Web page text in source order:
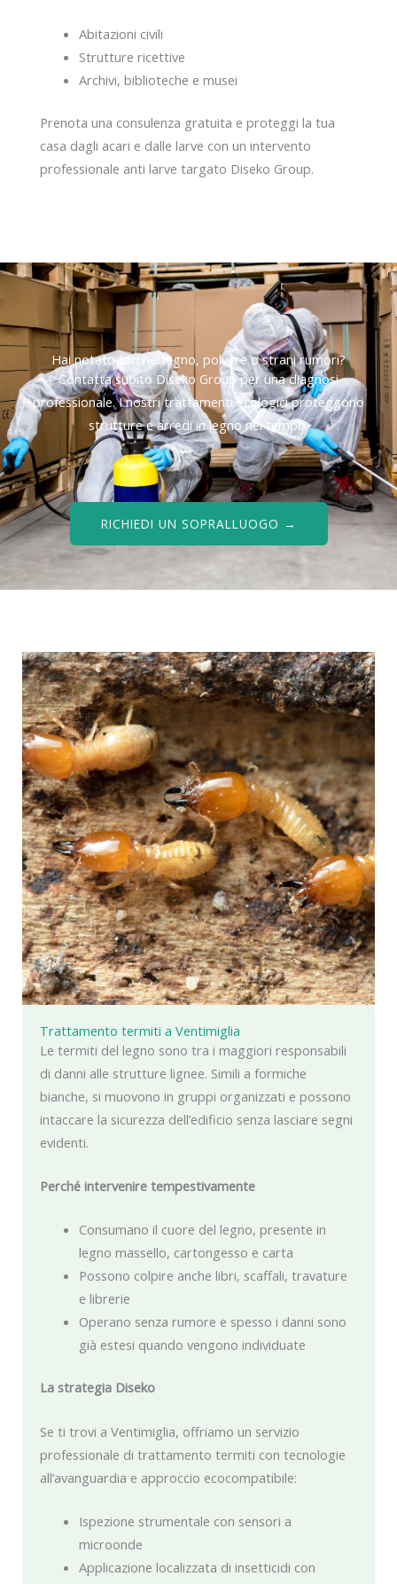
Abitazioni civili
Strutture ricettive
Archivi, biblioteche e musei
Prenota una consulenza gratuita e proteggi la tua
casa dagli acari e dalle larve con un intervento
professionale anti larve targato Diseko Group.
Hai notato fori nel legno, polvere o strani rumori?
Contatta subito Diseko Group per una diagnosi
professionale. I nostri trattamenti ecologici proteggono
strutture e arredi in legno nel tempo.
RICHIEDI UN SOPRALLUOGO →
Trattamento termiti a Ventimiglia
Le termiti del legno sono tra i maggiori responsabili
di danni alle strutture lignee. Simili a formiche
bianche, si muovono in gruppi organizzati e possono
intaccare la sicurezza dell’edificio senza lasciare segni
evidenti.
Perché intervenire tempestivamente
Consumano il cuore del legno, presente in
legno massello, cartongesso e carta
Possono colpire anche libri, scaffali, travature
e librerie
Operano senza rumore e spesso i danni sono
già estesi quando vengono individuate
La strategia Diseko
Se ti trovi a Ventimiglia, offriamo un servizio
professionale di trattamento termiti con tecnologie
all’avanguardia e approccio ecocompatibile:
Ispezione strumentale con sensori a
microonde
Applicazione localizzata di insetticidi con